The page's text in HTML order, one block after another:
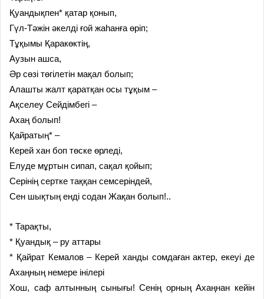
Қуандықпен* қатар қонып,
Гүл-Тәжін әкелді ғой жаһанға өріп;
Тұқымы Қаракөктің,
Аузын ашса,
Әр сөзі төгілетін мақал болып;
Алашты жалт қаратқан осы тұқым –
Ақселеу Сейдімбегі –
Ахаң болып!
Қайратың* –
Керей хан боп төске өрледі,
Елуде мұртын сипап, сақал қойып;
Серінің сертке таққан семсеріндей,
Сен шықтың енді содан Жақан болып!..
* Тарақты,
* Қуандық – ру аттары
* Қайрат Кемалов – Керей ханды сомдаған актер, екеуі де
Ахаңның немере інілері
Хош, саф алтынның сынығы! Сенің орның Ахаңнан кейін